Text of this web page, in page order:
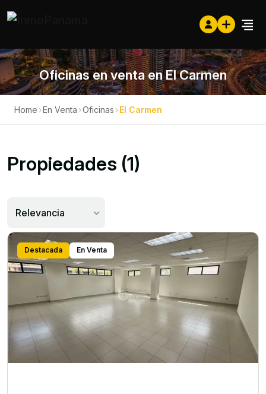
Oficinas en venta en El Carmen
Home ›En Venta ›Oficinas ›El Carmen
Propiedades (1)
Relevancia
Destacada En Venta